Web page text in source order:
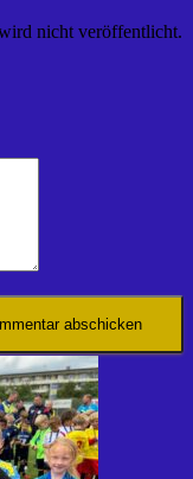
nicht veröffentlicht.